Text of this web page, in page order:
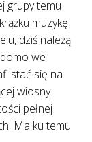
grupy temu
muzykę
dziś należą
we
stać się na
wiosny.
pełnej
Ma ku temu